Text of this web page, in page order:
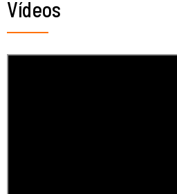
Vídeos